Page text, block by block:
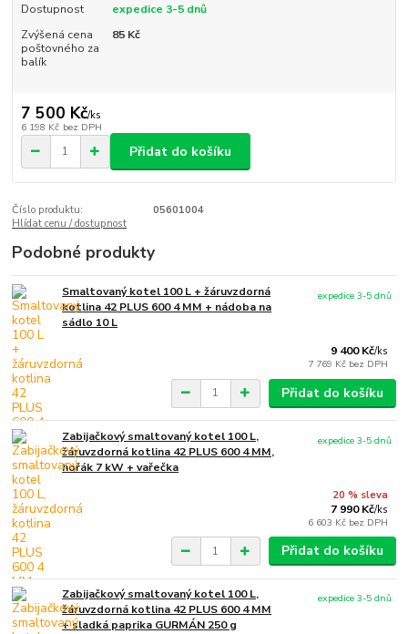
Dostupnost
expedice 3-5 dnů
Zvýšená cena
poštovného za
balík
85 Kč
7 500 Kč/ks
6 198 Kč bez DPH
Přidat do košíku
Číslo produktu:
05601004
Hlídat cenu / dostupnost
Podobné produkty
Smaltovaný kotel 100 L + žáruvzdorná
kotlina 42 PLUS 600 4 MM + nádoba na
sádlo 10 L
9 400 Kč/ks
7 769 Kč bez DPH
expedice 3-5 dnů
Přidat do košíku
Zabijačkový smaltovaný kotel 100 L,
žáruvzdorná kotlina 42 PLUS 600 4 MM,
hořák 7 kW + vařečka
20 % sleva
7 990 Kč/ks
6 603 Kč bez DPH
expedice 3-5 dnů
Přidat do košíku
Zabijačkový smaltovaný kotel 100 L,
žáruvzdorná kotlina 42 PLUS 600 4 MM
+ sladká paprika GURMÁN 250 g
expedice 3-5 dnů